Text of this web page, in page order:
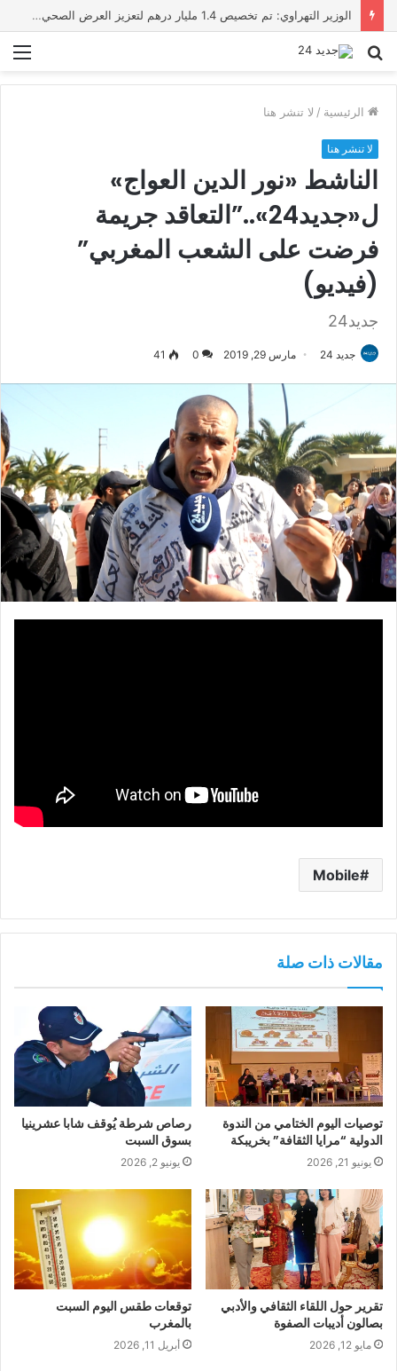
شوكي من سطات: انخفاض البطالة ثمرة إصلاحات هيكلية وسياسات حكومية متواصلة
بحث
الرئيسية / لا تنشر هنا
لا تنشر هنا
الناشط «نور الدين العواج»
ل«جديد24»..”التعاقد جريمة
فرضت على الشعب المغربي”
(فيديو)
جديد24
جديد 24 مارس 29, 2019 0
41
Mobile
مقالات ذات صلة
توصيات اليوم الختامي من الندوة
الدولية “مرايا الثقافة” بخريبكة
يونيو 21, 2026
رصاص شرطة يُوقف شابا عشرينيا
بسوق السبت
يونيو 2, 2026
تقرير حول اللقاء الثقافي والأدبي
بصالون أديبات الصفوة
مايو 12, 2026
توقعات طقس اليوم السبت
بالمغرب
أبريل 11, 2026